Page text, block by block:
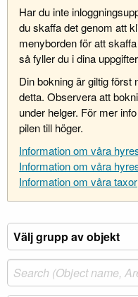
Har du inte
du skaffa det genom att
menyborden för att
så fyller du i dina
Din bokning är giltig först
detta. Observera att
under helger. För mer
pilen till höger.
Information om våra
Information om våra
Information om våra taxor